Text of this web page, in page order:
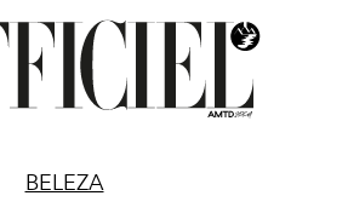
BELEZA